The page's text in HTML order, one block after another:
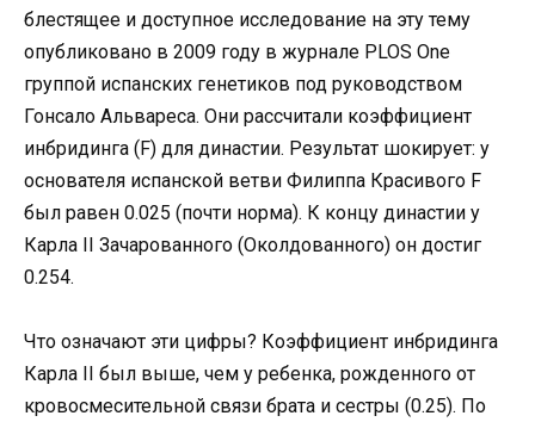
блестящее и доступное исследование на эту тему
опубликовано в 2009 году в журнале PLOS One
группой испанских генетиков под руководством
Гонсало Альвареса. Они рассчитали коэффициент
инбридинга (F) для династии. Результат шокирует: у
основателя испанской ветви Филиппа Красивого F
был равен 0.025 (почти норма). К концу династии у
Карла II Зачарованного (Околдованного) он достиг
0.254.
Что означают эти цифры? Коэффициент инбридинга
Карла II был выше, чем у ребенка, рожденного от
кровосмесительной связи брата и сестры (0.25). По